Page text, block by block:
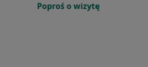
Poproś o wizytę